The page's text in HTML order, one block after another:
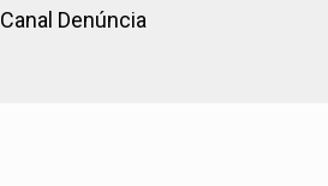
Canal Denúncia